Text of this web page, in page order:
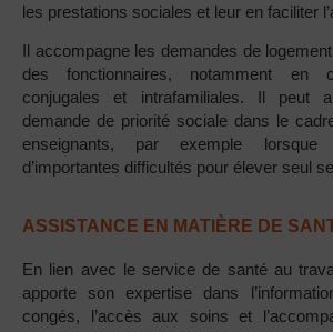
les prestations sociales et leur en faciliter
Il accompagne les demandes de
des fonctionnaires, notamment en
conjugales et intrafamiliales. Il peut
demande de priorité sociale dans le
enseignants, par exemple lorsque
d’importantes difficultés pour élever seul
ASSISTANCE EN MATIÈRE DE
En lien avec le service de santé au
apporte son expertise dans
congés, l’accès aux soins et